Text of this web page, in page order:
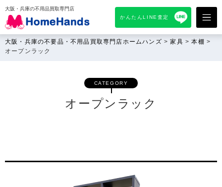
大阪・兵庫の不用品買取専門店
かんたんLINE査定
大阪・兵庫の不要品・不用品買取専門店ホームハンズ >家具 >本棚 >
オープンラック
CATEGORY
オープンラック